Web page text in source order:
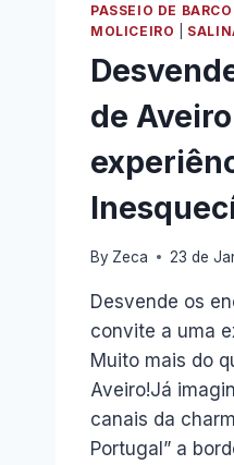
PASSEIO DE
MOLICEIRO
de
By Zeca 23 de
Desvende os
convite a uma
Muito mais do
Aveiro!Já
canais da
Portugal” a